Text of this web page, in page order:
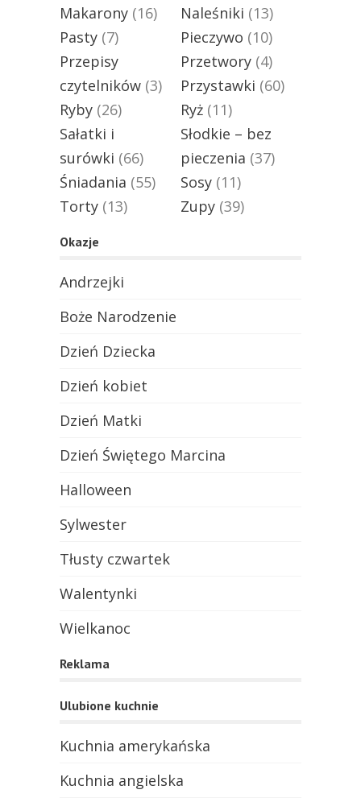
Makarony (16) Naleśniki (13)
Pasty (7) Pieczywo (10)
Przepisy
czytelników (3)
Przetwory (4)
Przystawki (60)
Ryby (26) Ryż (11)
Sałatki i
surówki (66)
Słodkie – bez
pieczenia (37)
Śniadania (55) Sosy (11)
Torty (13) Zupy (39)
Okazje
Andrzejki
Boże Narodzenie
Dzień Dziecka
Dzień kobiet
Dzień Matki
Dzień Świętego Marcina
Halloween
Sylwester
Tłusty czwartek
Walentynki
Wielkanoc
Reklama
Ulubione kuchnie
Kuchnia amerykańska
Kuchnia angielska